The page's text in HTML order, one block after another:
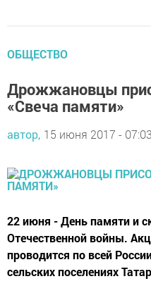
ОБЩЕСТВО
Дрожжановцы
«Свеча памяти»
автор, 15 июня 2017 - 07:03
22 июня - День памяти и
Отечественной войны.
проводится по всей
сельских поселениях